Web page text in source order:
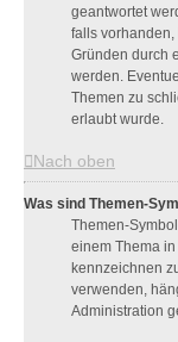
geantwortet
falls
Gründen durch
werden.
Themen zu
erlaubt wurde.
Nach oben
Was sind Themen-
Themen-
einem Thema
kennzeichnen
verwenden,
Administration